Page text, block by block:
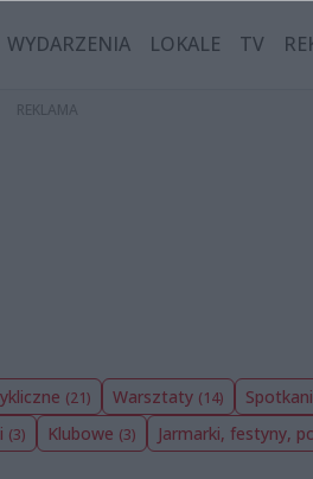
WYDARZENIA LOKALE TV
(21) Warsztaty (14)
(3) Klubowe (3) Jarmarki, festyny,